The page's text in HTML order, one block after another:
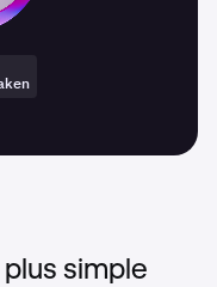
plus simple